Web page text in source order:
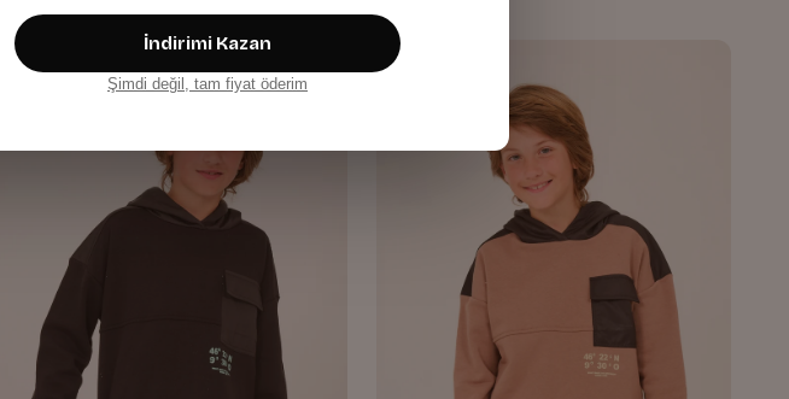
İndirimi Kazan
Şimdi değil, tam fiyat öderim